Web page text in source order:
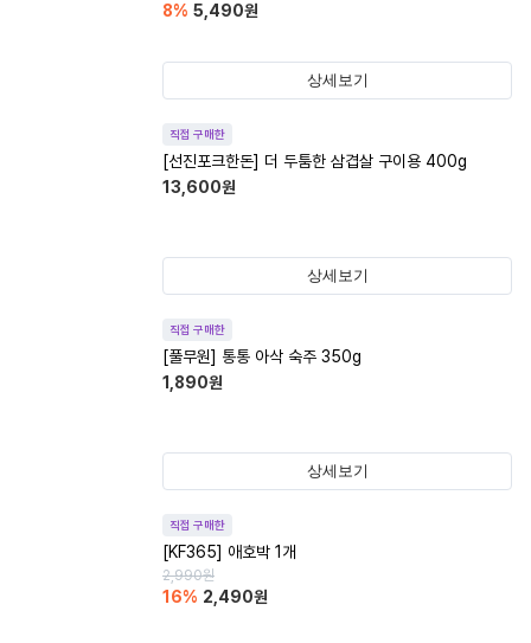
8% 5,490원
상세보기
직접 구매한
[선진포크한돈] 더 두툼한 삼겹살 구이용 400g
13,600원
상세보기
직접 구매한
[풀무원] 통통 아삭 숙주 350g
1,890원
상세보기
직접 구매한
[KF365] 애호박 1개
2,990원
16% 2,490원